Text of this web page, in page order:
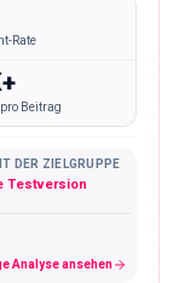
Rate
Beitrag
DER ZIELGRUPPE
Testversion
Analyse ansehen